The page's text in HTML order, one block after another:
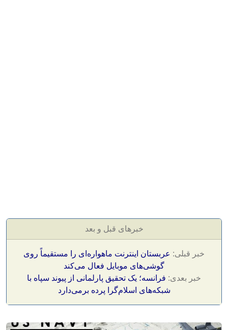
خبرهای قبل و بعد
خبر قبلی: عربستان اینترنت ماهواره‌ای را مستقیماً روی
گوشی‌های موبایل فعال می‌کند
خبر بعدی: فرانسه؛ یک تحقیق پارلمانی از پیوند سپاه با
شبکه‌های اسلام‌گرا پرده برمی‌دارد